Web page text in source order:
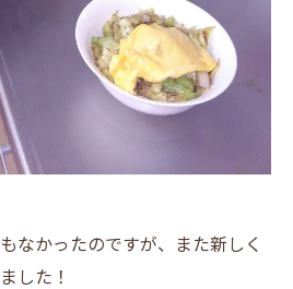
なかったのですが、また新しく
した！